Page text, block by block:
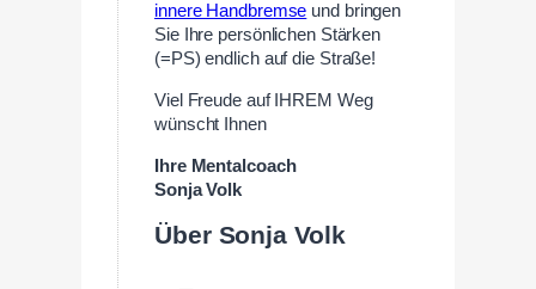
innere Handbremse und bringen
Sie Ihre persönlichen Stärken
(=PS) endlich auf die Straße!
Viel Freude auf IHREM Weg
wünscht Ihnen
Ihre Mentalcoach
Sonja Volk
Über Sonja Volk